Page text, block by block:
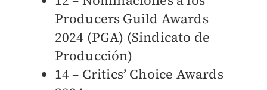
Producers Guild Awards
2024 (PGA) (Sindicato de
Producción)
14 – Critics’ Choice Awards